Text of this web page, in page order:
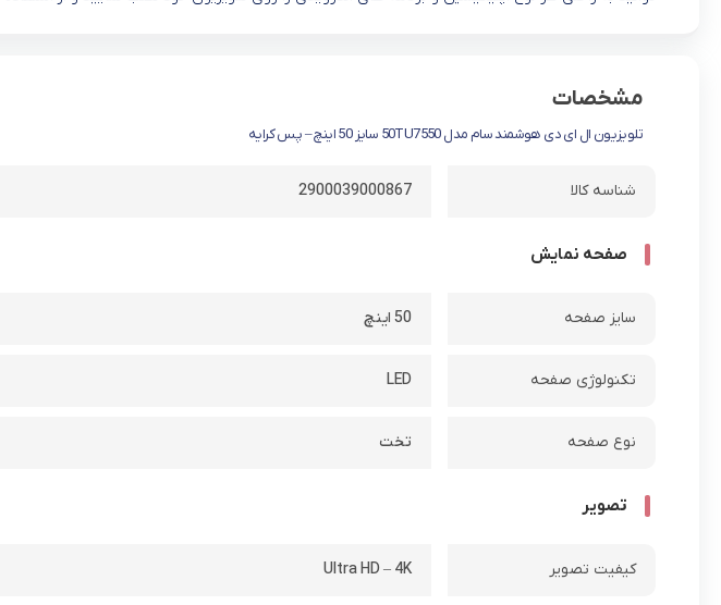
مشخصات
تلویزیون ال ای دی هوشمند سام مدل 50TU7550 سایز 50 اینچ – پس کرایه
شناسه کالا 2900039000867
صفحه نمایش
سایز صفحه 50 اینچ
تکنولوژی صفحه LED
نوع صفحه تخت
تصویر
کیفیت تصویر Ultra HD – 4K